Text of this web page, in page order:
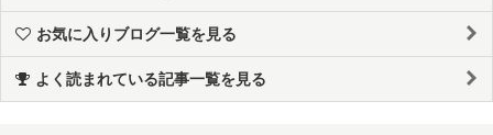
お気に入りブログ一覧を見る
よく読まれている記事一覧を見る